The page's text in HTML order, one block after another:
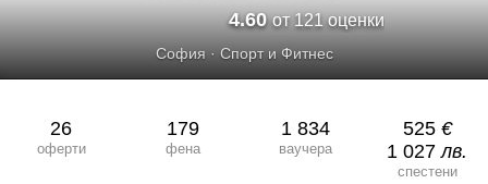
4.60от 121 оценки
София· Спорт и Фитнес
26
оферти
179
фена
1 834
ваучера
525 €
1 027лв.
спестени